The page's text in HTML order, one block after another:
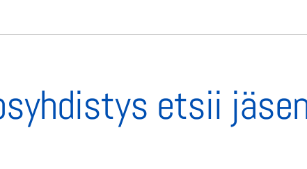
etsii